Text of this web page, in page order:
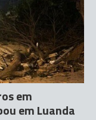
em
em Luanda